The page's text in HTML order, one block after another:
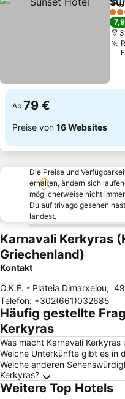
3
7,9
Ab 79 €
Preise von 16 Websites
Die Preise und
erhalten, ändern sich
möglicherweise nicht
Du auf trivago gesehen
landest.
Karnavali Kerkyras
Griechenland)
Kontakt
O.K.E. - Plateia Dimarxeiou,
Telefon: +302(661)032685
Häufig gestellte
Kerkyras
Was macht Karnavali
Welche Unterkünfte gibt es in
Welche anderen
Kerkyras?
Weitere Top Hotels